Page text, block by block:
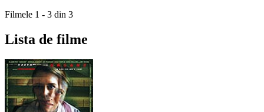
Filmele 1 - 3 din 3
Lista de filme